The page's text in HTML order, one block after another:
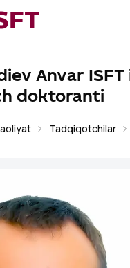
Anvar
doktoranti
Tadqiqotchilar